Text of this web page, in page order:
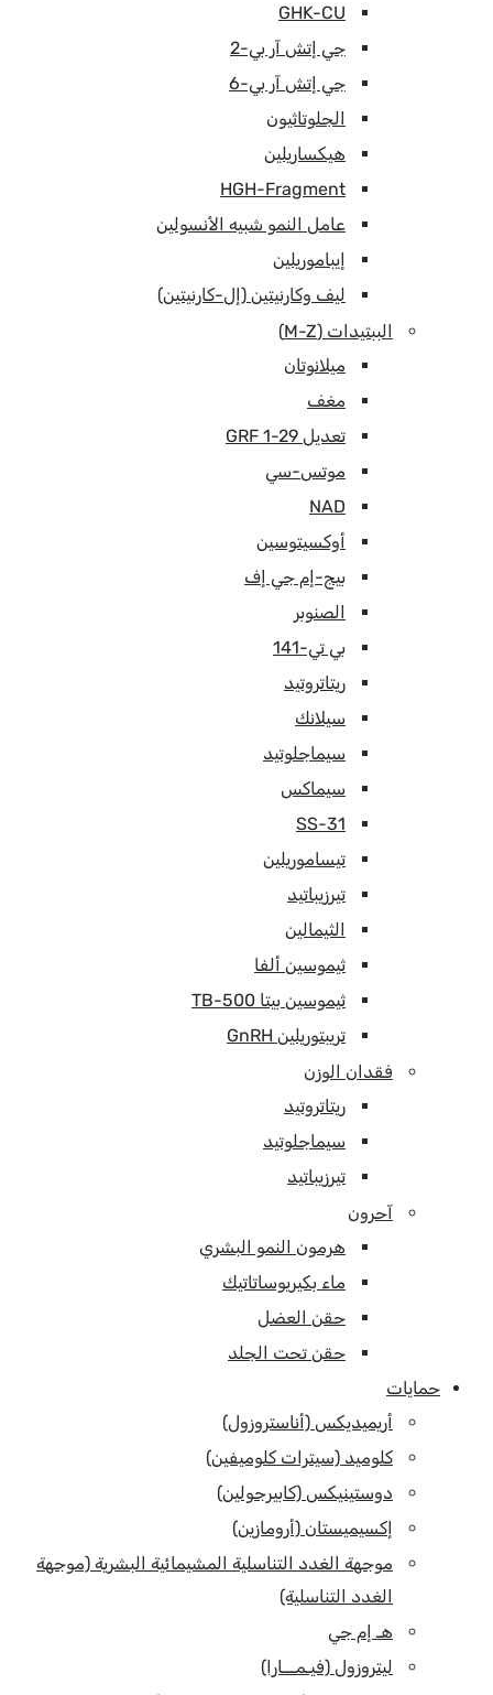
GHK-CU
جي إتش آر بي-2
جي إتش آر بي-6
الجلوتاثيون
هيكساريلين
HGH-Fragment
عامل النمو شبيه الأنسولين
إيباموريلين
ليف وكارنيتين (إل-كارنيتين)
الببتيدات (M-Z)
ميلانوتان
مغف
تعديل GRF 1-29
موتس-سي
NAD
أوكسيتوسين
بيج-إم جي إف
الصنوبر
بي تي-141
ريتاتروتيد
سيلانك
سيماجلوتيد
سيماكس
SS-31
تيساموريلين
تيرزيباتيد
الثيمالين
ثيموسين ألفا
ثيموسين بيتا TB-500
تريبتوريلين GnRH
فقدان الوزن
ريتاتروتيد
سيماجلوتيد
تيرزيباتيد
آحرون
هرمون النمو البشري
ماء بكيريوساتاتيك
حقن العضل
حقن تحت الجلد
حمايات
أريميديكس (أناستروزول)
كلوميد (سيترات كلوميفين)
دوستينيكس (كابيرجولين)
إكسيميستان (أرومازين)
موجهة الغدد التناسلية المشيمائية البشرية (موجهة
الغدد التناسلية)
هـ إم جي
ليتروزول (فيـمـــارا)